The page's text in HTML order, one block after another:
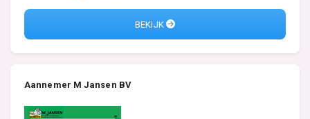
BEKIJK
Aannemer M Jansen BV